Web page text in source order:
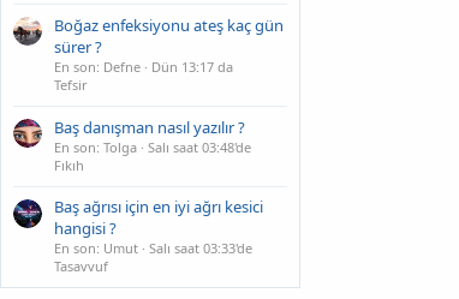
Boğaz enfeksiyonu ateş kaç gün
sürer ?
En son: Defne
Dün 13:17 da
Tefsir
Baş danışman nasıl yazılır ?
En son: Tolga Salı saat 03:48'de
Fıkıh
Baş ağrısı için en iyi ağrı kesici
hangisi ?
En son: Umut Salı saat 03:33'de
Tasavvuf